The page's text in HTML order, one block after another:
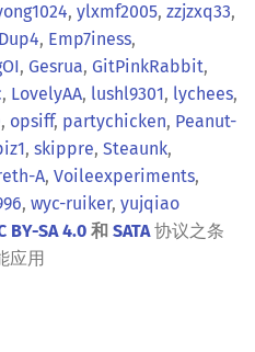
, ylxmf2005, zzjzxq33,
Dup4, Emp7iness,
, Gesrua, GitPinkRabbit,
, LovelyAA, lushl9301, lychees,
, opsiff, partychicken, Peanut-
, skippre, Steaunk,
A, Voileexperiments,
, wyc-ruiker, yujqiao
BY-SA 4.0 和 SATA协议之条
应用